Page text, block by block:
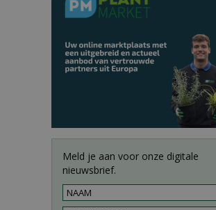
Meld je aan voor onze digitale
nieuwsbrief.